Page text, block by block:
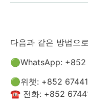
다음과 같은 방법으
🟢WhatsApp:
🟢위챗: +852
☎️ 전화: +852